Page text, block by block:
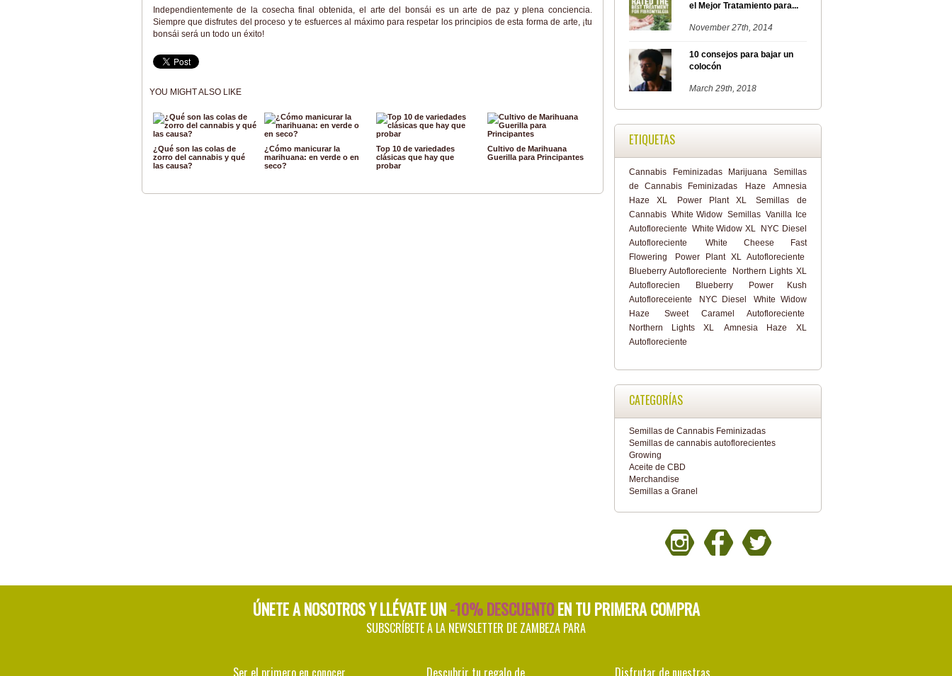
Independientemente de la cosecha final obtenida, el arte del bonsái es un arte de paz y plena conciencia.
Siempre que disfrutes del proceso y te esfuerces al máximo para respetar los principios de esta forma de arte, ¡tu
bonsái será un todo un éxito!
YOU MIGHT ALSO LIKE
¿Qué son las colas de
zorro del cannabis y qué
las causa?
¿Cómo manicurar la
marihuana: en verde o en
seco?
Top 10 de variedades
clásicas que hay que
probar
Cultivo de Marihuana
Guerilla para Principantes
el Mejor Tratamiento para...
November 27th, 2014
10 consejos para bajar un
colocón
March 29th, 2018
ETIQUETAS
Cannabis Feminizadas Marijuana
Semillas
de Cannabis Feminizadas
Haze
Amnesia
Haze XL
Power Plant XL
Semillas de
Cannabis White Widow Semillas Vanilla Ice
Autofloreciente White Widow XL
NYC Diesel
Autofloreciente
White Cheese Fast
Flowering
Power Plant XL Autofloreciente
Blueberry Autofloreciente
Northern Lights XL
Autoflorecien
Blueberry
Power Kush
Autofloreceiente
NYC Diesel
White Widow
Haze
Sweet Caramel Autofloreciente
Northern Lights XL
Amnesia Haze XL
Autofloreciente
CATEGORÍAS
Semillas de Cannabis Feminizadas
Semillas de cannabis autoflorecientes
Growing
Aceite de CBD
Merchandise
Semillas a Granel
ÚNETE A NOSOTROS Y LLÉVATE UN-10% DESCUENTOEN TU PRIMERA COMPRA
SUBSCRÍBETE A LA NEWSLETTER DE ZAMBEZA PARA
Ser el primero en conocer Descubrir tu regalo de Disfrutar de nuestras